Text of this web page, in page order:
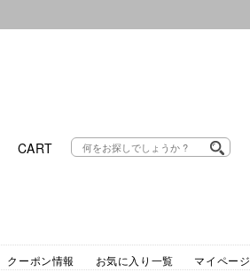
CART
クーポン情報
お気に入り一覧 マイページ